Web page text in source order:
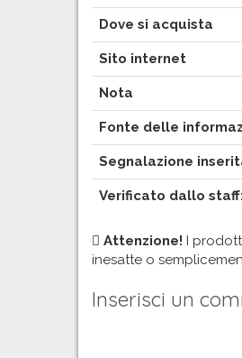
Dove si acquista
Sito internet
Nota
Fonte delle
Segnalazione
Verificato dallo staff:
Attenzione! I
inesatte o
Inserisci un